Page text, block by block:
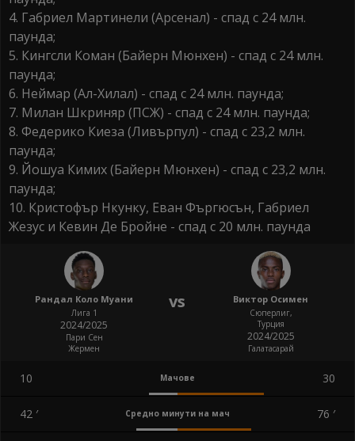
4. Габриел Мартинели (Арсенал) - спад с 24 млн.
паунда;
5. Кингсли Коман (Байерн Мюнхен) - спад с 24 млн.
паунда;
6. Неймар (Ал-Хилал) - спад с 24 млн. паунда;
7. Милан Шкриняр (ПСЖ) - спад с 24 млн. паунда;
8. Федерико Киеза (Ливърпул) - спад с 23,2 млн.
паунда;
9. Йошуа Кимих (Байерн Мюнхен) - спад с 23,2 млн.
паунда;
10. Кристофър Нкунку, Еван Фъргюсън, Габриел
Жезус и Кевин Де Бройне - спад с 20 млн. паунда
Рандал Коло Муани
Лига 1
2024/2025
Пари Сен
Жермен
vs Виктор Осимен
Сюперлиг,
Турция
2024/2025
Галатасарай
10
42 ′
Мачове
Средно минути на мач
30
76 ′